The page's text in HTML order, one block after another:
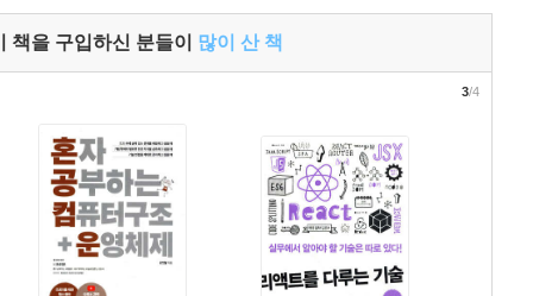
책을 구입하신 분들이 많이 산 책
3/4